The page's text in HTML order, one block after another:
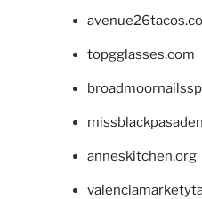
topgglasses.com
anneskitchen.org